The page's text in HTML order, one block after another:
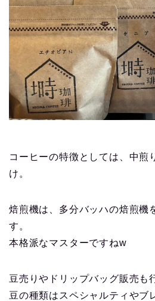
コーヒーの特徴としては、中煎
け。
焙煎機は、多分バッハの焙煎機
す。
本格派なマスターですねw
豆売りやドリップバッグ販売も
豆の種類はスペシャルティやブ